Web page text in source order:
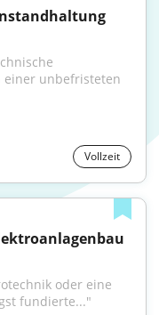
einer unbefristeten
Vollzeit
oder eine
fundierte..."